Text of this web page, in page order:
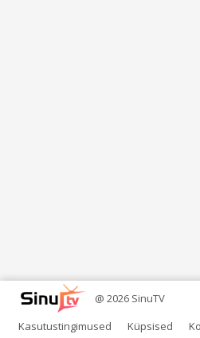
@ 2026 SinuTV
Kasutustingimused
Küpsised